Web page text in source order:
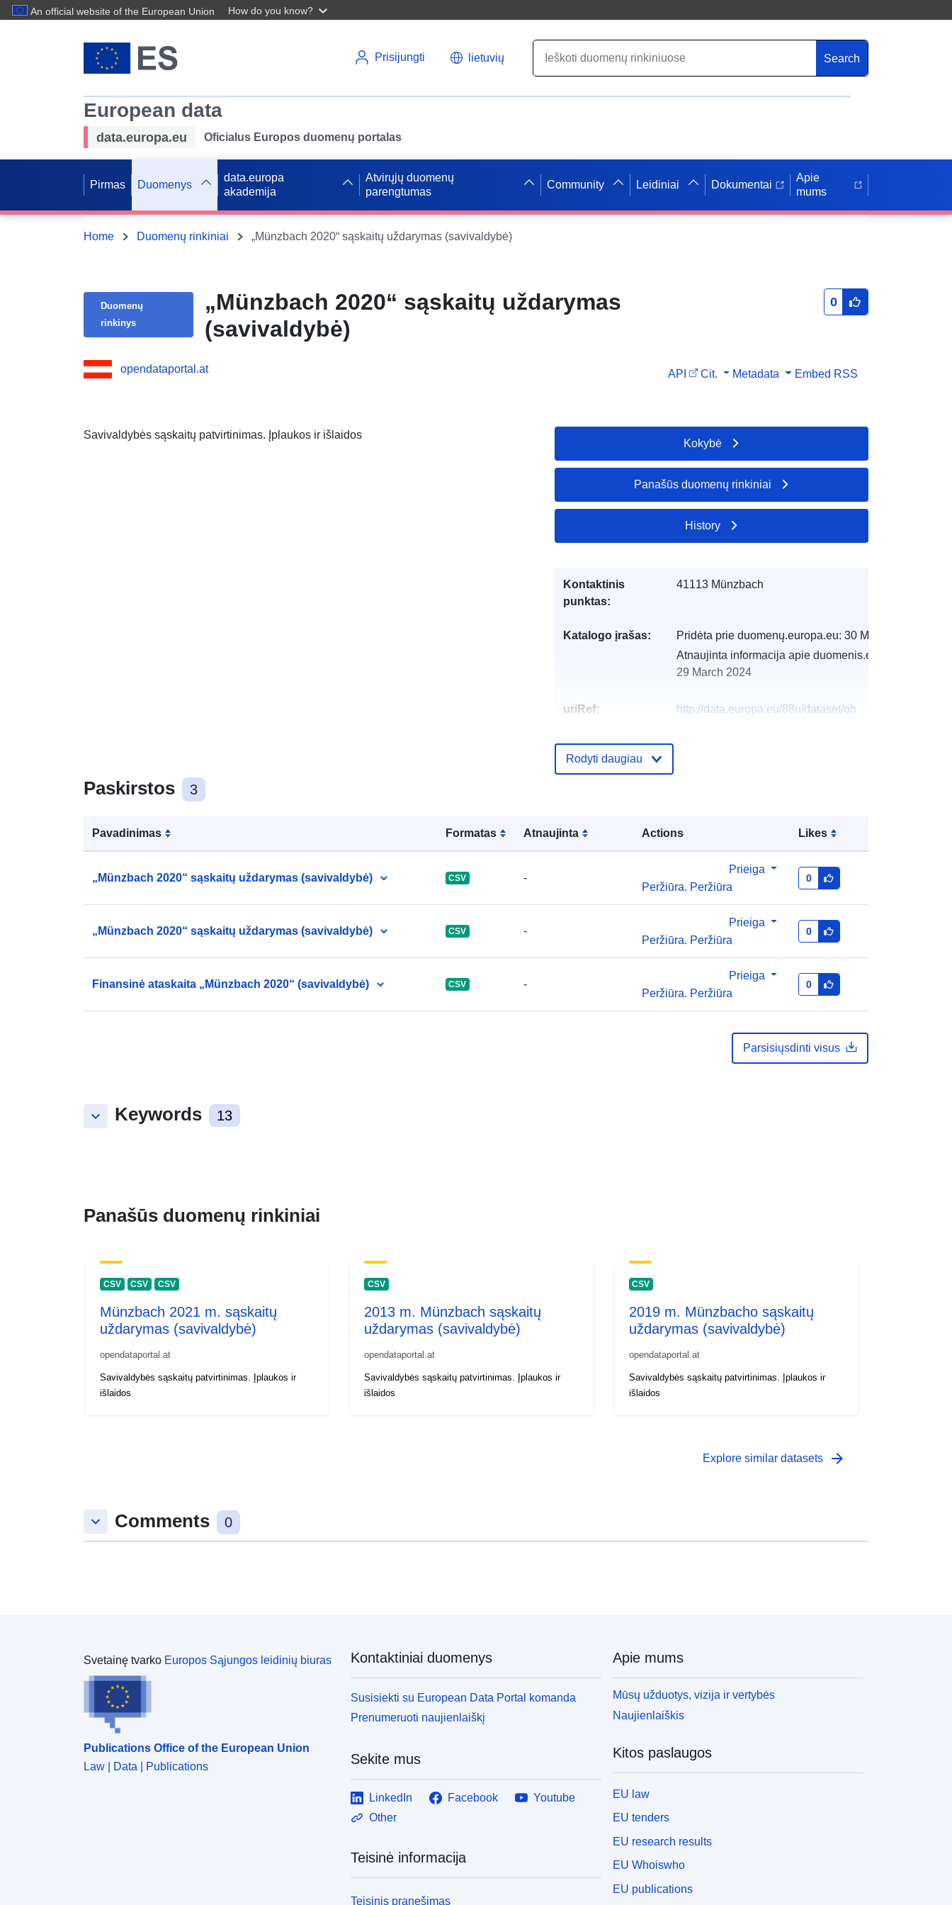
An official website of the European Union How do you know?
Prisijungti lietuvių Search
European data
data.europa.eu Oficialus Europos duomenų portalas
Pirmas Duomenys
data.europa
akademija
Atvirųjų duomenų
parengtumas
Community Leidiniai Dokumentai
Apie
mums
Home Duomenų rinkiniai „Münzbach 2020“ sąskaitų uždarymas (savivaldybė)
Duomenų
rinkinys
„Münzbach 2020“ sąskaitų uždarymas
(savivaldybė)
0
opendataportal.at API Cit. Metadata Embed RSS
Savivaldybės sąskaitų patvirtinimas. Įplaukos ir išlaidos
Paskirstos 3
Pavadinimas Formatas Atnaujinta Actions Likes
„Münzbach 2020“ sąskaitų uždarymas (savivaldybė) CSV -
Prieiga
Peržiūra. Peržiūra
0
„Münzbach 2020“ sąskaitų uždarymas (savivaldybė) CSV -
Prieiga
Peržiūra. Peržiūra
0
Finansinė ataskaita „Münzbach 2020“ (savivaldybė) CSV -
Prieiga
Peržiūra. Peržiūra
0
Parsisiųsdinti visus
keyboard_arrow_down Keywords 13
Kokybė
Panašūs duomenų rinkiniai
History
Kontaktinis
punktas:
41113 Münzbach
Katalogo įrašas: Pridėta prie duomenų.europa.eu: 30 March 2022
Atnaujinta informacija apie duomenis.europa.eu:
29 March 2024
uriRef:
http://data.europa.eu/88u/dataset/oh
Rodyti daugiau
Panašūs duomenų rinkiniai
CSV CSV CSV
Münzbach 2021 m. sąskaitų
uždarymas (savivaldybė)
opendataportal.at
Savivaldybės sąskaitų patvirtinimas. Įplaukos ir
išlaidos
CSV
2013 m. Münzbach sąskaitų
uždarymas (savivaldybė)
opendataportal.at
Savivaldybės sąskaitų patvirtinimas. Įplaukos ir
išlaidos
CSV
2019 m. Münzbacho sąskaitų
uždarymas (savivaldybė)
opendataportal.at
Savivaldybės sąskaitų patvirtinimas. Įplaukos ir
išlaidos
Explore similar datasets arrow_forward
keyboard_arrow_down Comments 0
Svetainę tvarko Europos Sąjungos leidinių biuras
Publications Office of the European Union
Law | Data | Publications
Kontaktiniai duomenys
Susisiekti su European Data Portal komanda
Prenumeruoti naujienlaiškį
Sekite mus
LinkedIn Facebook
Youtube
Other
Teisinė informacija
Teisinis pranešimas
Apie mums
Mūsų užduotys, vizija ir vertybės
Naujienlaiškis
Kitos paslaugos
EU law
EU tenders
EU research results
EU Whoiswho
EU publications